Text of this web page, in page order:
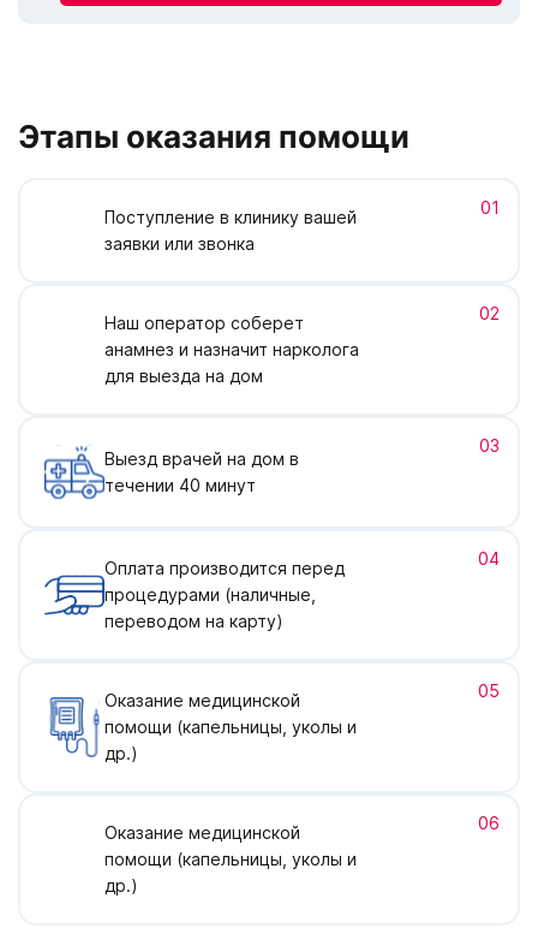
Этапы оказания помощи
Поступление в клинику вашей
заявки или звонка
01
Наш оператор соберет
анамнез и назначит нарколога
для выезда на дом
02
Выезд врачей на дом в
течении 40 минут
03
Оплата производится перед
процедурами (наличные,
переводом на карту)
04
Оказание медицинской
помощи (капельницы, уколы и
др.)
05
Оказание медицинской
помощи (капельницы, уколы и
др.)
06